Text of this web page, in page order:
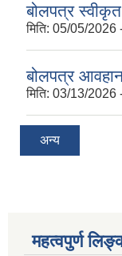
बोलपत्र
मिति: 05/05/2026
बोलपत्र
मिति: 03/13/2026
अन्य
महत्वपुर्ण